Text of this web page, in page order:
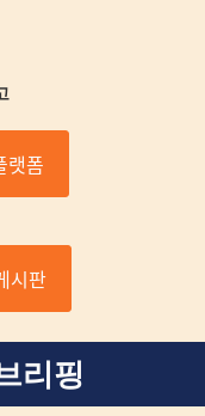
랫폼
시판
리핑